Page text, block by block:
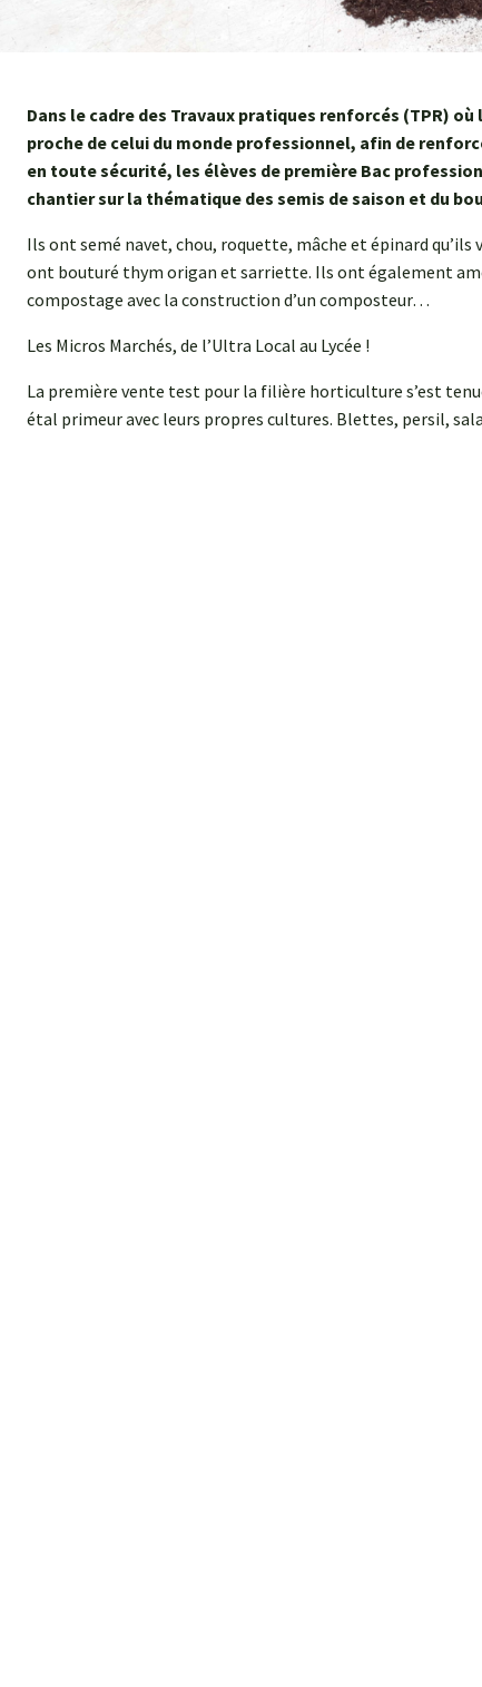
Dans le cadre des Travaux pratiques renforcés (TPR)
proche de celui du monde professionnel, afin de
en toute sécurité, les élèves de première Bac
chantier sur la thématique des semis de saison et du
Ils ont semé navet, chou, roquette, mâche et épinard
ont bouturé thym origan et sarriette. Ils ont également
compostage avec la construction d’un composteur…
Les Micros Marchés, de l’Ultra Local au Lycée !
La première vente test pour la filière horticulture s’est
étal primeur avec leurs propres cultures. Blettes, persil,